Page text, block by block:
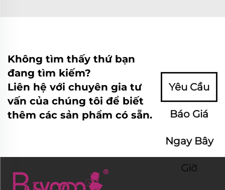
Không tìm thấy thứ bạn
đang tìm kiếm?
Liên hệ với chuyên gia tư
vấn của chúng tôi để biết
thêm các sản phẩm có sẵn.
Yêu Cầu
Báo Giá
Ngay Bây
Giờ